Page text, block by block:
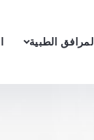
المرافق الطبية